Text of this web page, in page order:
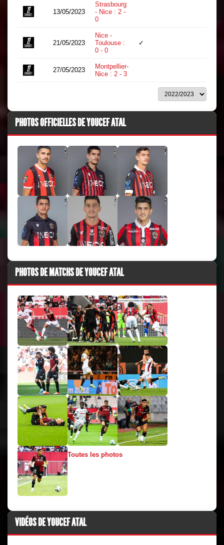
13/05/2023
Strasbourg
- Nice : 2 -
0
21/05/2023
Nice -
Toulouse :
0 - 0
✓
27/05/2023
Montpellier-
Nice : 2 - 3
PHOTOS OFFICIELLES DE YOUCEF ATAL
PHOTOS DE MATCHS DE YOUCEF ATAL
Toutes les photos
VIDÉOS DE YOUCEF ATAL